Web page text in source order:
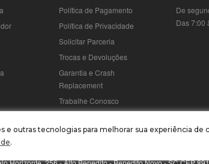
e outras tecnologias para melhorar sua experiência
.
Política de Pagamento
Política de Privacidade
Solicitar Parceria
Trocas e Devoluções
Garantia e Crash
Replacement
Trabalhe Conosco
De
Das 7:00